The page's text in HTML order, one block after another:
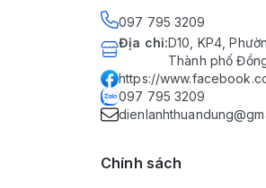
097 795 3209
Địa chỉ:D10, KP4,
Thành phố
https://
097 795 3209
Chính sách